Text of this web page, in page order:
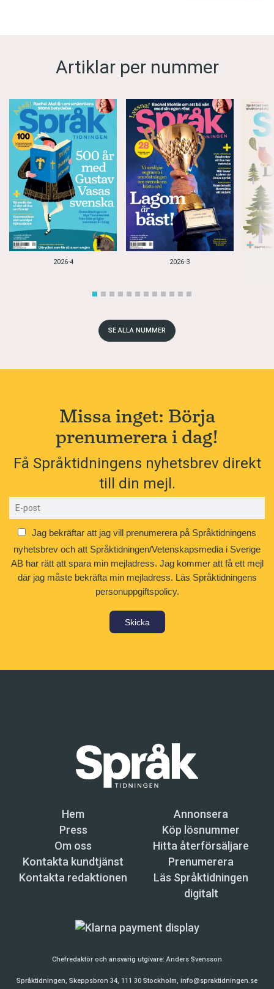
Artiklar per nummer
2026-4 2026-3
SE ALLA NUMMER
Missa inget: Börja
prenumerera i dag!
Få Språktidningens nyhetsbrev direkt
till din mejl.
Jag bekräftar att jag vill prenumerera på Språktidningens
nyhetsbrev och att Språktidningen/Vetenskapsmedia i Sverige
AB har rätt att spara min mejladress. Jag kommer att få ett mejl
där jag måste bekräfta min mejladress. Läs Språktidningens
personuppgiftspolicy.
Skicka
Hem
Annonsera
Press
Köp lösnummer
Om oss
Hitta återförsäljare
Kontakta kundtjänst
Prenumerera
Kontakta redaktionen
Läs Språktidningen
digitalt
Chefredaktör och ansvarig utgivare:Anders Svensson
Språktidningen, Skeppsbron 34, 111 30 Stockholm, info@spraktidningen.se